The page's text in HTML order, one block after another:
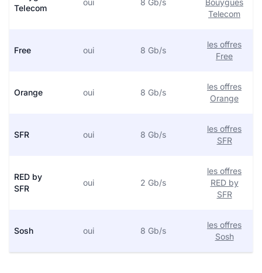
Telecom
oui 8 Gb/s
Bouygues
Telecom
Free oui 8 Gb/s
les offres
Free
Orange oui 8 Gb/s
les offres
Orange
SFR oui 8 Gb/s
les offres
SFR
RED by
SFR
oui 2 Gb/s
les offres
RED by
SFR
Sosh oui 8 Gb/s
les offres
Sosh